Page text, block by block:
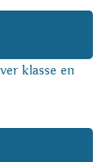
klasse en